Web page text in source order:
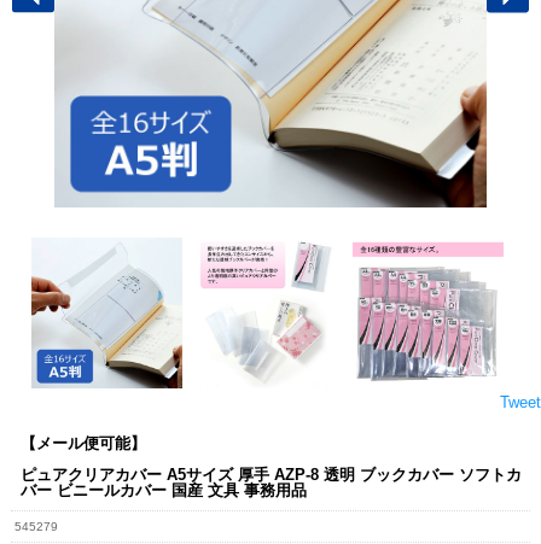
Tweet
【メール便可能】
ピュアクリアカバー A5サイズ 厚手 AZP-8 透明 ブックカバー ソフトカ
バー ビニールカバー 国産 文具 事務用品
545279